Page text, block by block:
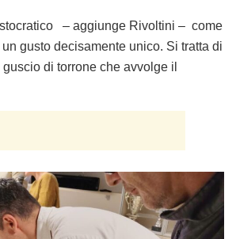
– aggiunge Rivoltini – come
gusto decisamente unico. Si tratta di
di torrone che avvolge il